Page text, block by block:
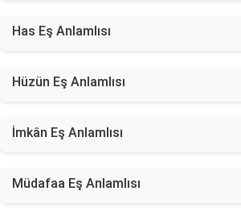
Has Eş Anlamlısı
Hüzün Eş Anlamlısı
İmkân Eş Anlamlısı
Müdafaa Eş Anlamlısı